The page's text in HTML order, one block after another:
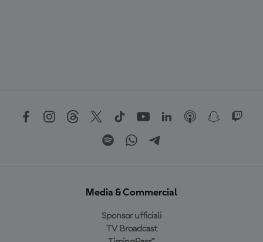
Media & Commercial
Sponsor ufficiali
TV Broadcast